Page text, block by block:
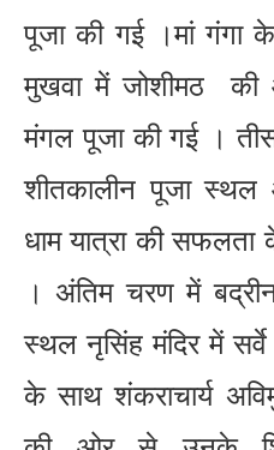
पूजा की गई ।मां गंगा
मुखवा में जोशीमठ की
मंगल पूजा की गई ।
शीतकालीन पूजा स्थल
धाम यात्रा की
। अंतिम चरण में
स्थल नृसिंह मंदिर में
के साथ शंकराचार्य